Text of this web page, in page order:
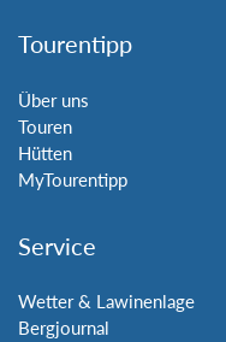
Tourentipp
Über uns
Touren
Hütten
MyTourentipp
Service
Wetter & Lawinenlage
Bergjournal